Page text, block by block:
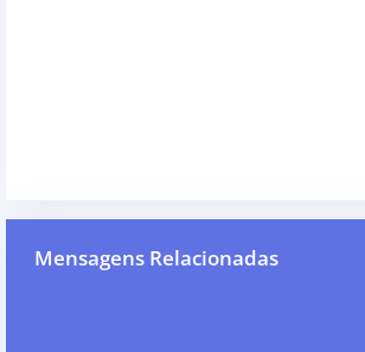
Mensagens Relacionadas